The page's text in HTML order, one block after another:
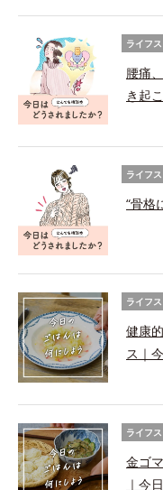
ライフ
腰痛
き起
ライフ
“骨格
ライフ
健康
ス｜
ライフ
金ゴ
｜今